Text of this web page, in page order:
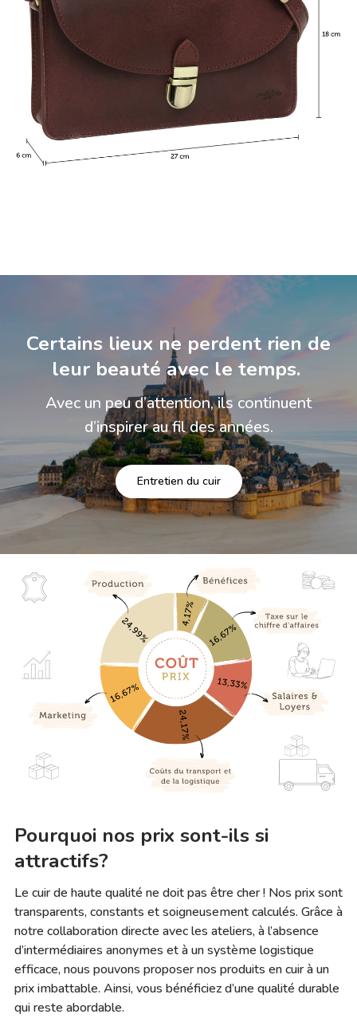
Certains lieux ne perdent rien de
leur beauté avec le temps.
Avec un peu d’attention, ils continuent
d’inspirer au fil des années.
Entretien du cuir
Pourquoi nos prix sont-ils si
attractifs?
Le cuir de haute qualité ne doit pas être cher ! Nos prix sont
transparents, constants et soigneusement calculés. Grâce à
notre collaboration directe avec les ateliers, à l’absence
d’intermédiaires anonymes et à un système logistique
efficace, nous pouvons proposer nos produits en cuir à un
prix imbattable. Ainsi, vous bénéficiez d’une qualité durable
qui reste abordable.